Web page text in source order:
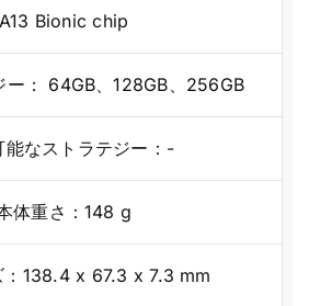
A13 Bionic chip
ー： 64GB、128GB、256GB
能なストラテジー：-
体重さ：148 g
：138.4 x 67.3 x 7.3 mm